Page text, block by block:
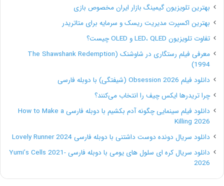
بهترین تلویزیون گیمینگ بازار ایران مخصوص بازی
بهترین اکسپرت مدیریت ریسک و سرمایه برای متاتریدر
تفاوت تلویزیون LED، QLED و OLED چیست؟
معرفی فیلم رستگاری در شاوشنک (The Shawshank Redemption
1994)
دانلود فیلم Obsession 2026 (شیفتگی) با دوبله فارسی
چرا تریدرها ایکس چیف را انتخاب می‌کنند؟
دانلود فیلم سینمایی چگونه آدم بکشیم با دوبله فارسی How to Make a
Killing 2026
دانلود سریال دونده دوست داشتنی با دوبله فارسی Lovely Runner 2024
دانلود سریال کره ای سلول های یومی با دوبله فارسی Yumi’s Cells 2021-
2026